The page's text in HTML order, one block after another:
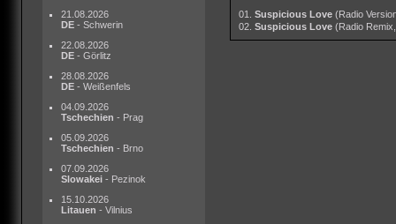
21.08.2026
DE - Schwerin
22.08.2026
DE - Görlitz
28.08.2026
DE - Weißenfels
04.09.2026
Tschechien - Prag
05.09.2026
Tschechien - Brno
07.09.2026
Slowakei - Pezinok
15.10.2026
Litauen - Vilnius
01. Suspicious Love (Radio
02. Suspicious Love (Radio